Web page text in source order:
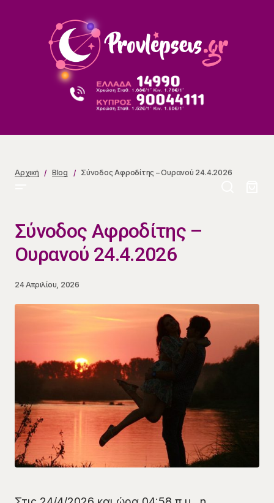
Αρχική Blog Σύνοδος Αφροδίτης – Ουρανού 24.4.2026
Σύνοδος Αφροδίτης –
Ουρανού 24.4.2026
24 Απριλίου, 2026